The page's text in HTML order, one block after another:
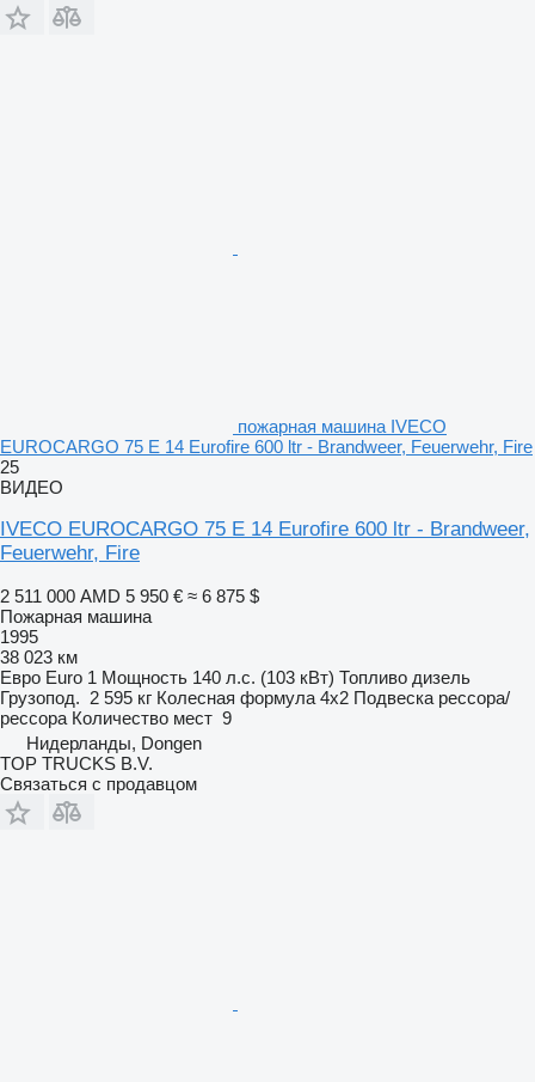
пожарная машина IVECO
EUROCARGO 75 E 14 Eurofire 600 ltr - Brandweer, Feuerwehr, Fire
25
ВИДЕО
IVECO EUROCARGO 75 E 14 Eurofire 600 ltr - Brandweer,
Feuerwehr, Fire
2 511 000 AMD 5 950 € ≈ 6 875 $
Пожарная машина
1995
38 023 км
Евро Euro 1 Мощность 140 л.с. (103 кВт) Топливо дизель
Грузопод. 2 595 кг Колесная формула 4x2 Подвеска рессора/
рессора Количество мест 9
Нидерланды, Dongen
TOP TRUCKS B.V.
Связаться с продавцом